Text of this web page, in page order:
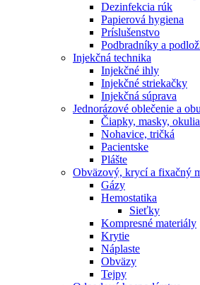
Dezinfekcia rúk
Papierová hygiena
Príslušenstvo
Podbradníky a
Injekčná technika
Injekčné ihly
Injekčné striekačky
Injekčná súprava
Jednorázové oblečenie a
Čiapky, masky,
Nohavice, tričká
Pacientske
Plášte
Obväzový, krycí a fixačný
Gázy
Hemostatika
Sieťky
Kompresné materiály
Krytie
Náplaste
Obväzy
Tejpy